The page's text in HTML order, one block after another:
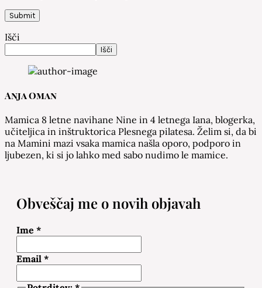
Išči
Išči
Anja Oman
Mamica 8 letne navihane Nine in 4 letnega Iana, blogerka,
učiteljica in inštruktorica Plesnega pilatesa. Želim si, da bi
na Mamini mazi vsaka mamica našla oporo, podporo in
ljubezen, ki si jo lahko med sabo nudimo le mamice.
Obveščaj me o novih objavah
Ime *
Email *